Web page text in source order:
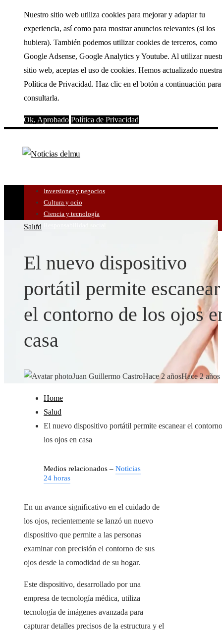
Nuestro sitio web utiliza cookies para mejorar y adaptar tu
experiencia, así como para mostrar anuncios relevantes (si los
hubiera). También podemos utilizar cookies de terceros, como
Google Adsense, Google Analytics y Youtube. Al utilizar
sitio web, aceptas el uso de cookies. Hemos actualizado nuestra
Política de Privacidad. Haz clic en el botón a continuación para
consultarla.
Ok, Aprobado Política de Privacidad
Inversiones y negocios
Cultura y ocio
Ciencia y tecnología
Salud
El nuevo dispositivo
portátil permite escanear
el contorno de los ojos
casa
Juan Guillermo CastroHace 2 añosHace 2 años
Home
Salud
El nuevo dispositivo portátil permite escanear el
los ojos en casa
Medios relacionados – Noticias
24 horas
En un avance significativo en el cuidado de
los ojos, recientemente se lanzó un nuevo
dispositivo que permite a las personas
examinar con precisión el contorno de sus
ojos desde la comodidad de su hogar.
Este dispositivo, desarrollado por una
empresa de tecnología médica, utiliza
tecnología de imágenes avanzada para
capturar detalles precisos de la estructura y el